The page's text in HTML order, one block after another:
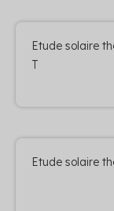
Etude solaire
T
Etude solaire